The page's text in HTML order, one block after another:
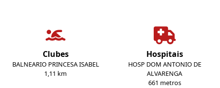
Clubes
BALNEARIO PRINCESA ISABEL
1,11 km
Hospitais
HOSP DOM ANTONIO DE
ALVARENGA
661 metros